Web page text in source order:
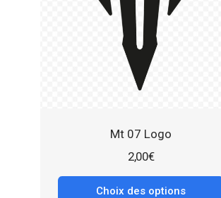
Mt 07 Logo
2,00€
Choix des options